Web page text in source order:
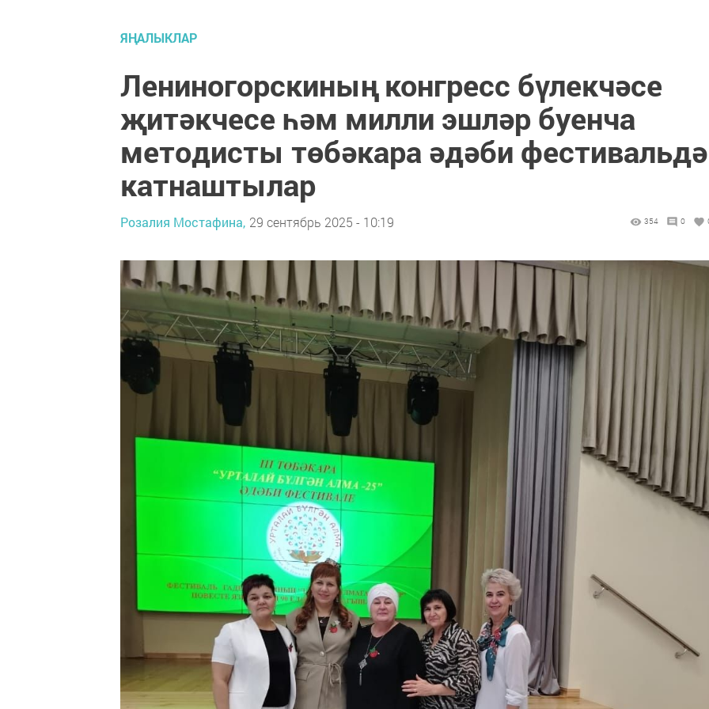
ЯҢАЛЫКЛАР
Лениногорскиның конгресс бүлекчәсе
җитәкчесе һәм милли эшләр буенча
методисты төбәкара әдәби фестивальдә
катнаштылар
Розалия Мостафина, 29 сентябрь 2025 - 10:19 354 0